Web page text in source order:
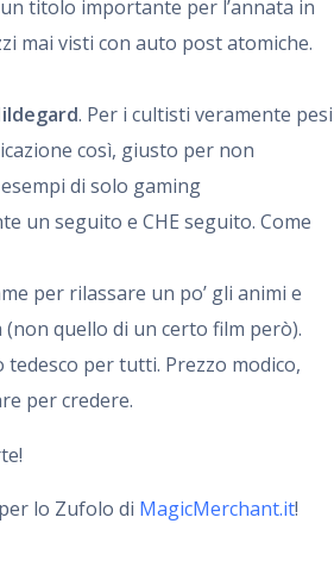
titolo importante per l’annata in
mai visti con auto post atomiche.
. Per i cultisti veramente pesi
così, giusto per non
di solo gaming
un seguito e CHE seguito. Come
per rilassare un po’ gli animi e
quello di un certo film però).
per tutti. Prezzo modico,
per credere.
lo Zufolo di MagicMerchant.it!